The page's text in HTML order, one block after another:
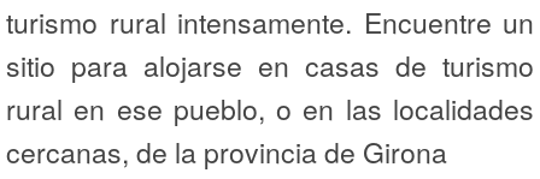
turismo rural intensamente. Encuentre un
sitio para alojarse en casas de turismo
rural en ese pueblo, o en las localidades
cercanas, de la provincia de Girona